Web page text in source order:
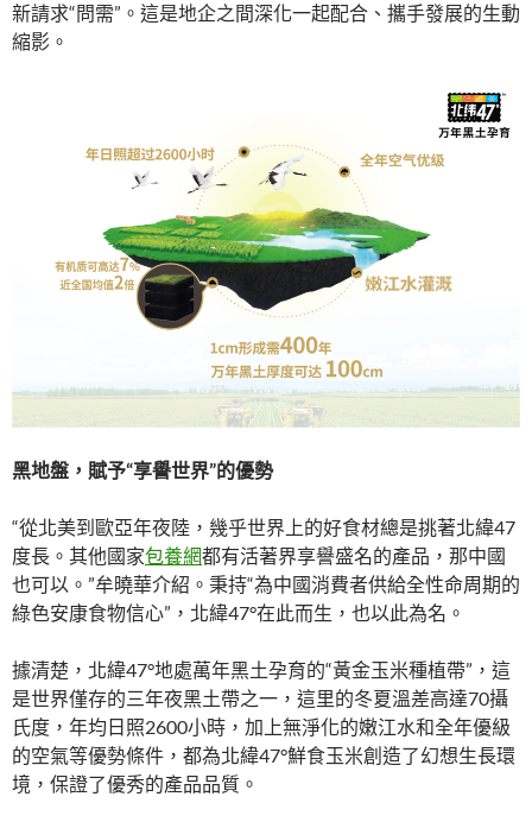
新請求“問需”。這是地企之間深化一起配合、攜手發展的生動
縮影。
黑地盤，賦予“享譽世界”的優勢
“從北美到歐亞年夜陸，幾乎世界上的好食材總是挑著北緯47
度長。其他國家包養網都有活著界享譽盛名的產品，那中國
也可以。”牟曉華介紹。秉持“為中國消費者供給全性命周期的
綠色安康食物信心”，北緯47°在此而生，也以此為名。
據清楚，北緯47°地處萬年黑土孕育的“黃金玉米種植帶”，這
是世界僅存的三年夜黑土帶之一，這里的冬夏溫差高達70攝
氏度，年均日照2600小時，加上無淨化的嫩江水和全年優級
的空氣等優勢條件，都為北緯47°鮮食玉米創造了幻想生長環
境，保證了優秀的產品品質。